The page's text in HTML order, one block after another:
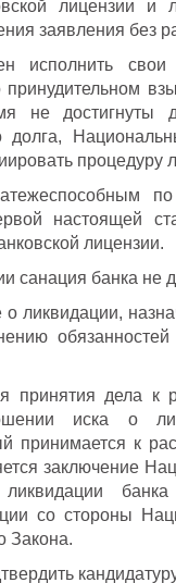
лицензии и
заявления без
исполнить свои
не достигнуты
долга,
процедуру
настоящей
лицензии.
санация банка не
ликвидации,
обязанностей
принятия дела к
иска о
принимается к
заключение
со стороны
Закона.